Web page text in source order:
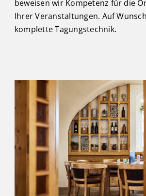
beweisen wir Kompetenz für die
Ihrer Veranstaltungen. Auf
komplette Tagungstechnik.